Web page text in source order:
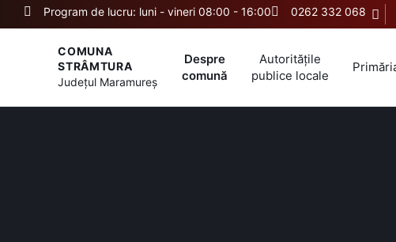
Program de lucru: luni - vineri 08:00 - 16:00 0262 332 068
COMUNA
STRÂMTURA
Județul Maramureș
Despre
comună
Autoritățile
publice locale